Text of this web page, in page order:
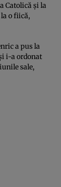
Catolică și la
o fiică,
a pus la
i-a ordonat
sale,